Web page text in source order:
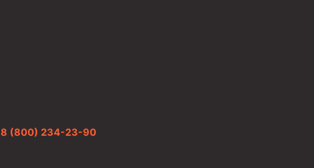
8 (800) 234-23-90